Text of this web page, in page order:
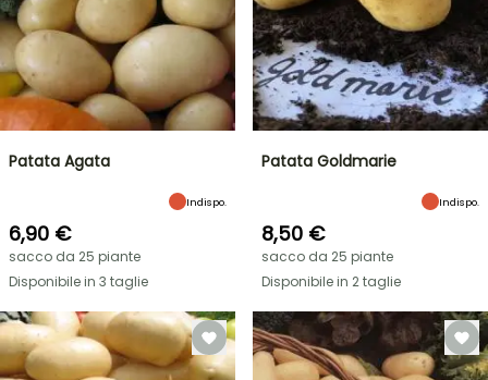
Patata Agata
Indispo.
6,90 €
sacco da 25 piante
Disponibile in 3 taglie
Patata Goldmarie
Indispo.
8,50 €
sacco da 25 piante
Disponibile in 2 taglie